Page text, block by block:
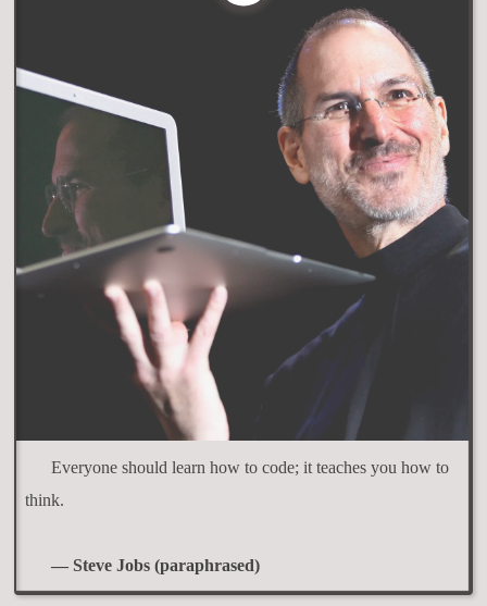
Everyone should learn how to code; it teaches you how to
think.
— Steve Jobs (paraphrased)